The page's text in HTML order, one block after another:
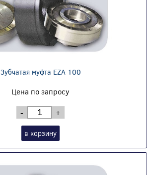
Зубчатая муфта EZA 100
Цена по запросу
- +
в корзину